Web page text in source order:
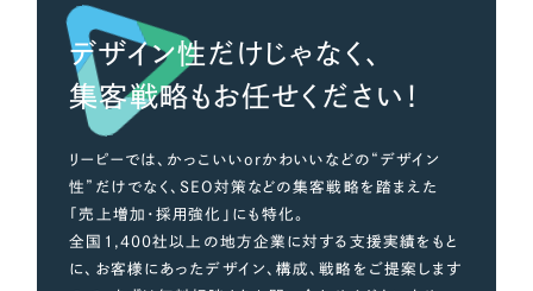
デザイン性だけじゃなく、
集客戦略もお任せください！
リーピーでは、かっこいいorかわいいなどの“デザイン
性”だけでなく、SEO対策などの集客戦略を踏まえた
「売上増加・採用強化」にも特化。
全国1,400社以上の地方企業に対する支援実績をもと
に、お客様にあったデザイン、構成、戦略をご提案します